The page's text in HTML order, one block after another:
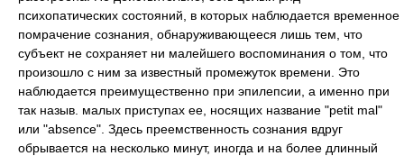
психопатических состояний, в которых наблюдается временное
помрачение сознания, обнаруживающееся лишь тем, что
субъект не сохраняет ни малейшего воспоминания о том, что
произошло с ним за известный промежуток времени. Это
наблюдается преимущественно при эпилепсии, а именно при
так назыв. малых приступах ее, носящих название "petit mal"
или "absence". Здесь преемственность сознания вдруг
обрывается на несколько минут, иногда и на более длинный